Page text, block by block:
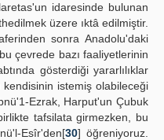
idaresinde bulunan
üzere ıktâ edilmiştir.
sonra Anadolu'daki
çevrede bazı faaliyetlerinin
gösterdiği yararlılıklar
kendisinin istemiş olabileceği
Ezrak, Harput'un Çubuk
tafsilata girmezken, bu
Esîr'den[30] öğreniyoruz.